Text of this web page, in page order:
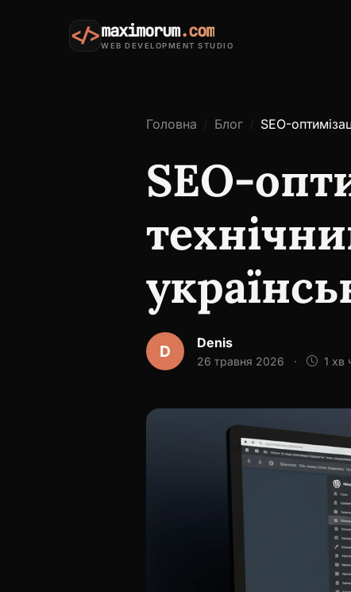
</>maximorum.com
WEB DEVELOPMENT STUDIO
Головна Блог SEO-
SEO-
D Denis
26 травня 2026 · 1 хв